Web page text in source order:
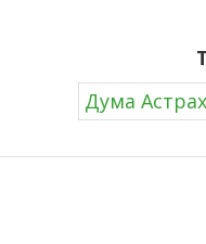
Дума